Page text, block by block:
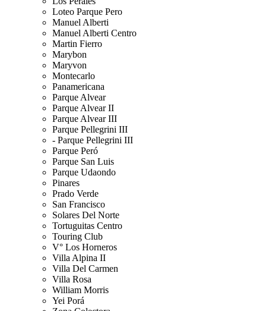
Loteo Parque Pero
Manuel Alberti
Manuel Alberti Centro
Martin Fierro
Marybon
Maryvon
Montecarlo
Panamericana
Parque Alvear
Parque Alvear II
Parque Alvear III
Parque Pellegrini III
- Parque Pellegrini III
Parque Peró
Parque San Luis
Parque Udaondo
Pinares
Prado Verde
San Francisco
Solares Del Norte
Tortuguitas Centro
Touring Club
V° Los Horneros
Villa Alpina II
Villa Del Carmen
Villa Rosa
William Morris
Yei Porá